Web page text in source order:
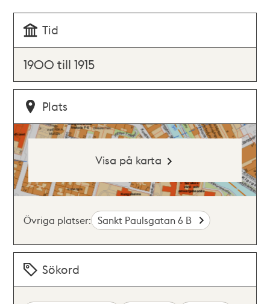
Tid
1900 till 1915
Plats
Visa på karta
Övriga platser: Sankt Paulsgatan 6 B
Sökord